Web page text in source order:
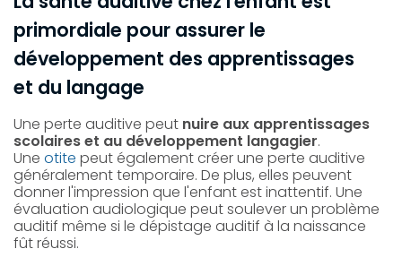
primordiale pour assurer le
développement des apprentissages
et du langage
Une perte auditive peut nuire aux apprentissages
scolaires et au développement langagier.
Une otite peut également créer une perte auditive
généralement temporaire. De plus, elles peuvent
donner l'impression que l'enfant est inattentif. Une
évaluation audiologique peut soulever un problème
auditif même si le dépistage auditif à la naissance
fût réussi.